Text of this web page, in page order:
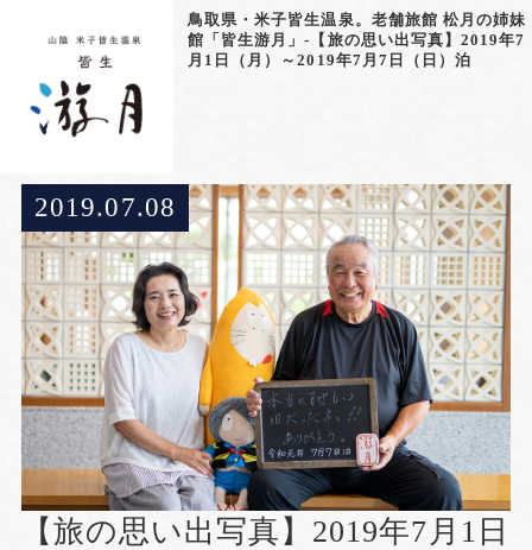
鳥取県・米子皆生温泉。老舗旅館 松月の姉妹
館「皆生游月」-【旅の思い出写真】2019年7
月1日（月）～2019年7月7日（日）泊
2019.07.08
【旅の思い出写真】2019年7月1日